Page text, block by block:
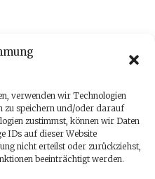
verwenden wir Technologien
zu speichern und/oder darauf
zustimmst, können wir Daten
IDs auf dieser Website
nicht erteilst oder zurückziehst,
beeinträchtigt werden.